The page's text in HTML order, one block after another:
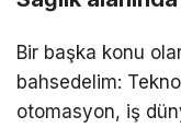
Bir başka konu
bahsedelim:
otomasyon, iş